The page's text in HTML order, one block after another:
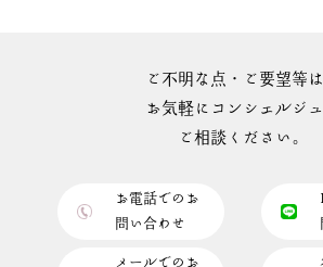
ご不明な点・ご要望等は
お気軽にコンシェルジ
ご相談ください。
お電話でのお
問い合わせ
メールでのお